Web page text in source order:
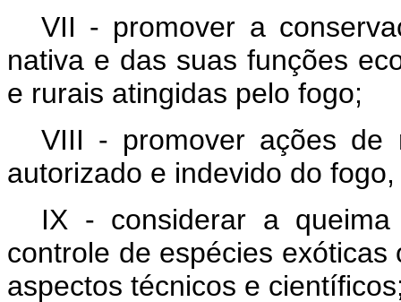
VII - promover a
nativa e das suas funções
e rurais atingidas pelo fogo;
VIII - promover ações de
autorizado e indevido do
IX - considerar a
controle de espécies
aspectos técnicos e